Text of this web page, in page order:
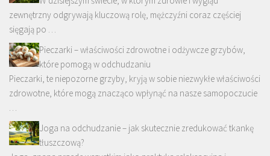
zewnętrzny odgrywają kluczową rolę, mężczyźni coraz częściej
sięgają po …
Pieczarki – właściwości zdrowotne i odżywcze grzybów,
które pomogą w odchudzaniu
Pieczarki, te niepozorne grzyby, kryją w sobie niezwykłe właściwości
zdrowotne, które mogą znacząco wpłynąć na nasze samopoczucie
Joga na odchudzanie – jak skutecznie zredukować tkankę
tłuszczową?